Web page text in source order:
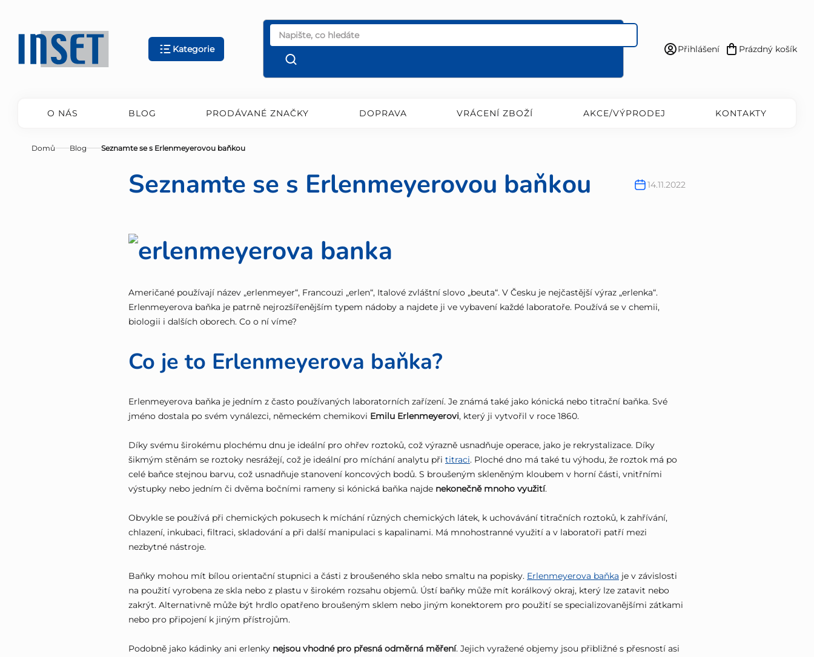
obsah
Kategorie
Přihlášení
Nákupní
Prázdný košík
O NÁS BLOG PRODÁVANÉ ZNAČKY DOPRAVA VRÁCENÍ ZBOŽÍ AKCE/VÝPRODEJ KONTAKTY
Domů Blog Seznamte se s Erlenmeyerovou baňkou
Seznamte se s Erlenmeyerovou baňkou 14.11.2022
Američané používají název „erlenmeyer“, Francouzi „erlen“, Italové zvláštní slovo „beuta“. V Česku je nejčastější výraz „erlenka“.
Erlenmeyerova baňka je patrně nejrozšířenějším typem nádoby a najdete ji ve vybavení každé laboratoře. Používá se v chemii,
biologii i dalších oborech. Co o ní víme?
Co je to Erlenmeyerova baňka?
Erlenmeyerova baňka je jedním z často používaných laboratorních zařízení. Je známá také jako kónická nebo titrační baňka. Své
jméno dostala po svém vynálezci, německém chemikovi Emilu Erlenmeyerovi, který ji vytvořil v roce 1860.
Díky svému širokému plochému dnu je ideální pro ohřev roztoků, což výrazně usnadňuje operace, jako je rekrystalizace. Díky
šikmým stěnám se roztoky nesrážejí, což je ideální pro míchání analytu při titraci. Ploché dno má také tu výhodu, že roztok má po
celé baňce stejnou barvu, což usnadňuje stanovení koncových bodů. S broušeným skleněným kloubem v horní části, vnitřními
výstupky nebo jedním či dvěma bočními rameny si kónická baňka najde nekonečně mnoho využití.
Obvykle se používá při chemických pokusech k míchání různých chemických látek, k uchovávání titračních roztoků, k zahřívání,
chlazení, inkubaci, filtraci, skladování a při další manipulaci s kapalinami. Má mnohostranné využití a v laboratoři patří mezi
nezbytné nástroje.
Baňky mohou mít bílou orientační stupnici a části z broušeného skla nebo smaltu na popisky. Erlenmeyerova baňka je v závislosti
na použití vyrobena ze skla nebo z plastu v širokém rozsahu objemů. Ústí baňky může mít korálkový okraj, který lze zatavit nebo
zakrýt. Alternativně může být hrdlo opatřeno broušeným sklem nebo jiným konektorem pro použití se specializovanějšími zátkami
nebo pro připojení k jiným přístrojům.
Podobně jako kádinky ani erlenky nejsou vhodné pro přesná odměrná měření. Jejich vyražené objemy jsou přibližné s přesností asi